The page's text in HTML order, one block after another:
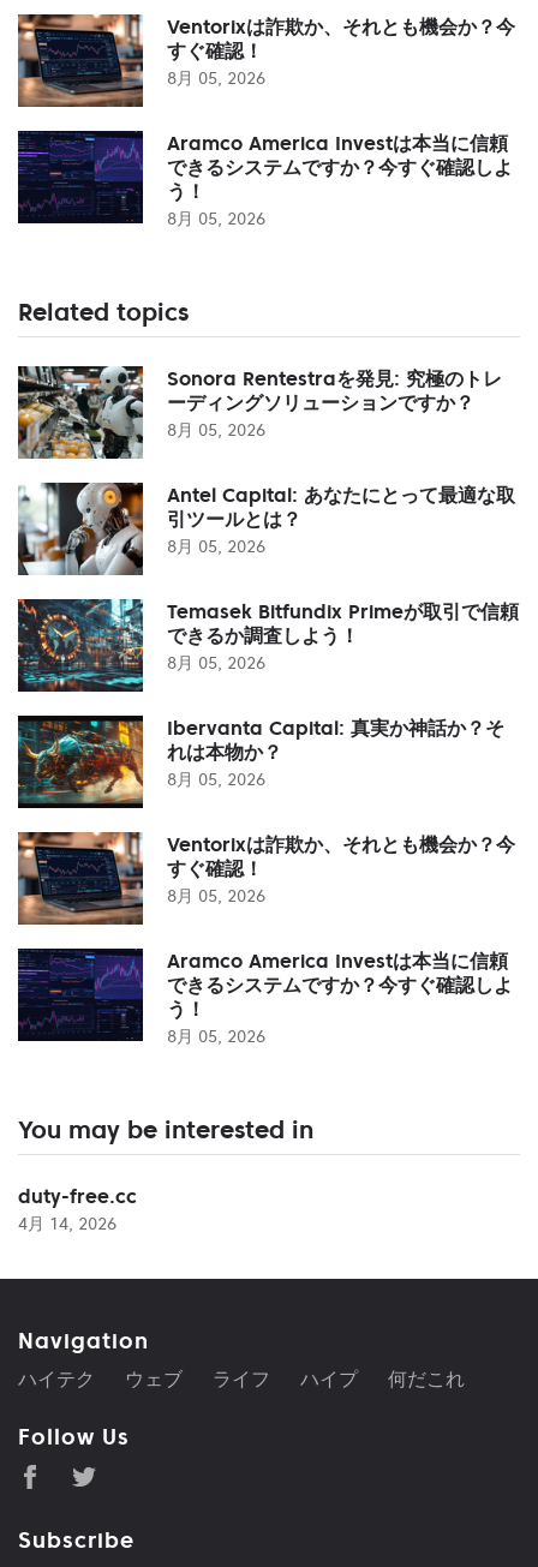
Ventorixは詐欺か、それとも機会か？今
すぐ確認！
8月 05, 2026
Aramco America Investは本当に信頼
できるシステムですか？今すぐ確認しよ
う！
8月 05, 2026
Related topics
Sonora Rentestraを発見: 究極のトレ
ーディングソリューションですか？
8月 05, 2026
Antel Capital: あなたにとって最適な取
引ツールとは？
8月 05, 2026
Temasek Bitfundix Primeが取引で信頼
できるか調査しよう！
8月 05, 2026
Ibervanta Capital: 真実か神話か？そ
れは本物か？
8月 05, 2026
Ventorixは詐欺か、それとも機会か？今
すぐ確認！
8月 05, 2026
Aramco America Investは本当に信頼
できるシステムですか？今すぐ確認しよ
う！
8月 05, 2026
You may be interested in
duty-free.cc
4月 14, 2026
Navigation
ハイテク ウェブ ライフ ハイプ 何だこれ
Follow Us
Subscribe